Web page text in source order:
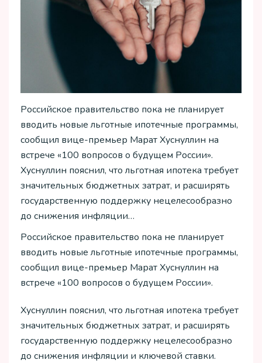
Российское правительство пока не планирует
вводить новые льготные ипотечные программы,
сообщил вице-премьер Марат Хуснуллин на
встрече «100 вопросов о будущем России».
Хуснуллин пояснил, что льготная ипотека требует
значительных бюджетных затрат, и расширять
государственную поддержку нецелесообразно
до снижения инфляции…
Российское правительство пока не планирует
вводить новые льготные ипотечные программы,
сообщил вице-премьер Марат Хуснуллин на
встрече «100 вопросов о будущем России».
Хуснуллин пояснил, что льготная ипотека требует
значительных бюджетных затрат, и расширять
государственную поддержку нецелесообразно
до снижения инфляции и ключевой ставки.